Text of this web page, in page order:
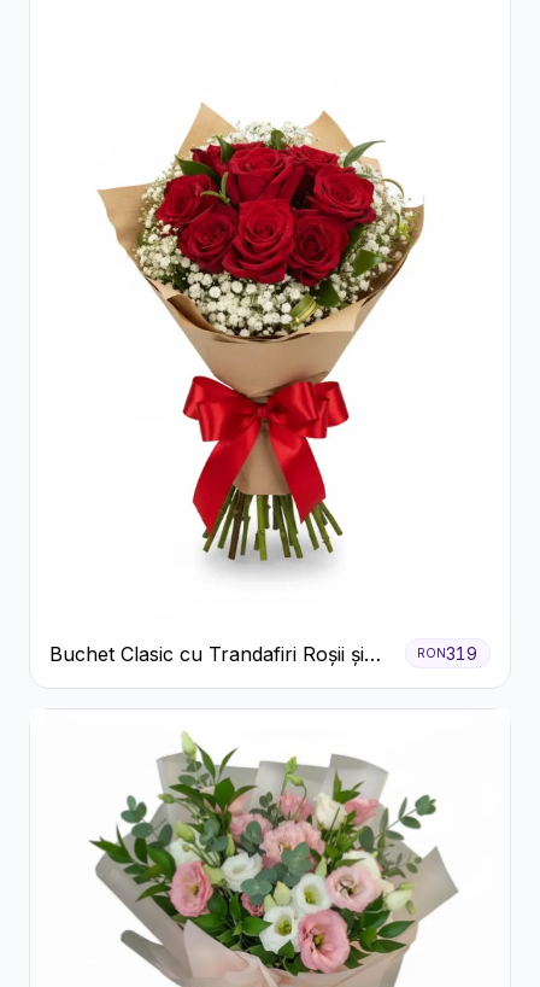
Buchet Clasic cu Trandafiri Roșii și
Gypsophila
RON319